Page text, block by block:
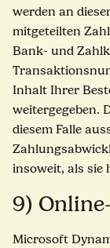
werden an
mitgeteilten
Bank- und
Inhalt Ihrer
weitergegeben.
diesem Falle
insoweit, als
9)
Microsoft